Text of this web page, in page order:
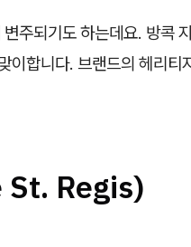
주되기도 하는데요. 방콕
합니다. 브랜드의 헤리티
St. Regis)